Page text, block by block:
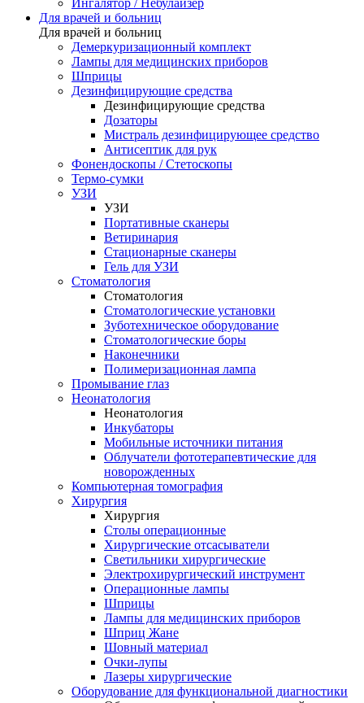
Ингалятор / Небулайзер
Для врачей и больниц
Для врачей и больниц
Демеркуризационный комплект
Лампы для медицинских приборов
Шприцы
Дезинфицирующие средства
Дезинфицирующие средства
Дозаторы
Мистраль дезинфицирующее средство
Антисептик для рук
Фонендоскопы / Стетоскопы
Термо-сумки
УЗИ
УЗИ
Портативные сканеры
Ветиринария
Стационарные сканеры
Гель для УЗИ
Стоматология
Стоматология
Стоматологические установки
Зуботехническое оборудование
Стоматологические боры
Наконечники
Полимеризационная лампа
Промывание глаз
Неонатология
Неонатология
Инкубаторы
Мобильные источники питания
Облучатели фототерапевтические для
новорожденных
Компьютерная томография
Хирургия
Хирургия
Столы операционные
Хирургические отсасыватели
Светильники хирургические
Электрохирургический инструмент
Операционные лампы
Шприцы
Лампы для медицинских приборов
Шприц Жане
Шовный материал
Очки-лупы
Лазеры хирургические
Оборудование для функциональной диагностики